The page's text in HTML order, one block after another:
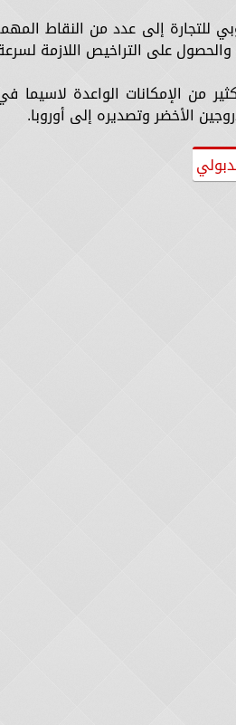
للتجارة إلى عدد من النقاط
على التراخيص اللازمة
من الإمكانات الواعدة
الأخضر وتصديره إلى أوروبا.